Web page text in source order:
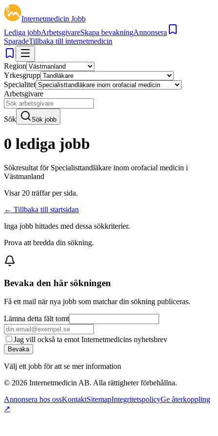
Internetmedicin Jobb
Lediga jobbArbetsgivareSkapa bevakningAnnonsera
SparadeTillbaka till internetmedicin
Region
Yrkesgrupp
Specialitet
Arbetsgivare
Sök Sök jobb
0 lediga jobb
Sökresultat för Specialisttandläkare inom orofacial medicin i
Västmanland
Visar 20 träffar per sida.
← Tillbaka till startsidan
Inga jobb hittades med dessa sökkriterier.
Prova att bredda din sökning.
Bevaka den här sökningen
Få ett mail när nya jobb som matchar din sökning publiceras.
Lämna detta fält tomt
Jag vill också ta emot Internetmedicins nyhetsbrev
Bevaka
Välj ett jobb för att se mer information
© 2026 Internetmedicin AB. Alla rättigheter förbehållna.
Annonsera hos ossKontaktSitemapIntegritetspolicyGe återkoppling
↗